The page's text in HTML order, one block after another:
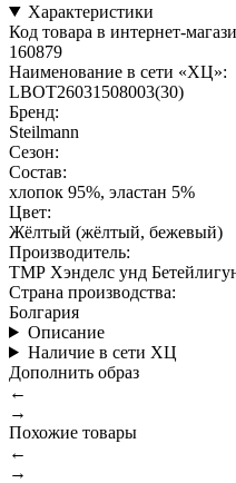
Характеристики
Код товара в интернет-
160879
Наименование в сети «ХЦ»:
LBOT26031508003(30)
Бренд:
Steilmann
Сезон:
Состав:
хлопок 95%, эластан 5%
Цвет:
Жёлтый (жёлтый, бежевый)
Производитель:
ТМР Хэнделс унд
Страна производства:
Болгария
Описание
Наличие в сети ХЦ
Дополнить образ
←
→
Похожие товары
←
→